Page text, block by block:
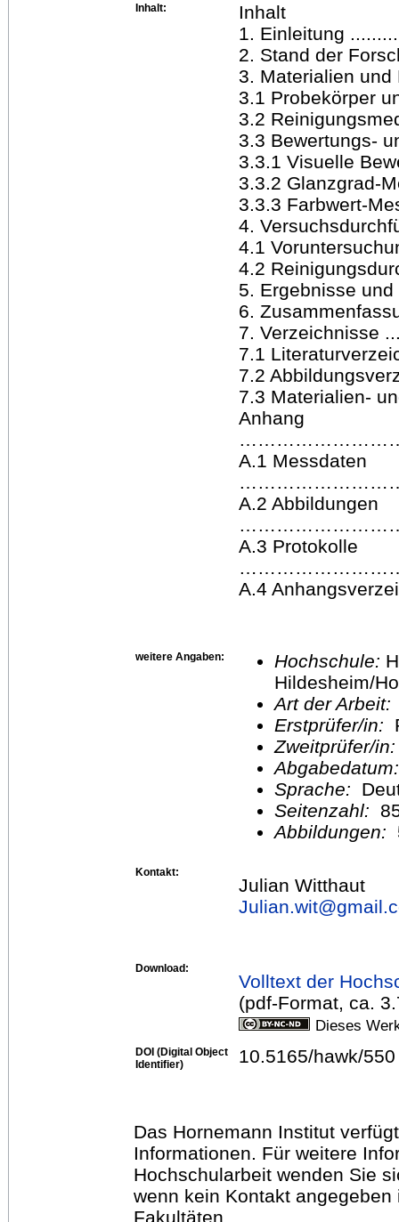
Inhalt:
Inhalt
1. Einleitung
2. Stand der
3. Materialien und
3.1 Probekörper
3.2
3.3 Bewertungs-
3.3.1 Visuelle
3.3.2 Glanzgrad-
3.3.3 Farbwert-
4.
4.1
4.2
5. Ergebnisse
6.
7. Verzeichnisse
7.1
7.2
7.3 Materialien-
Anhang
A.1 Messdaten
A.2 Abbildungen
A.3 Protokolle
A.4
weitere Angaben: Hochschule:
Hildesheim/
Art der Arbeit:
Erstprüfer/in:
Zweitprüfer/
Sprache:
Seitenzahl:
Abbildungen:
Kontakt:
Julian Witthaut
Julian.wit@
Download:
Volltext der
(pdf-Format, ca.
Dieses
DOI (Digital Object
Identifier)
10.5165/hawk/550
Das Hornemann Institut
Informationen. Für weitere
Hochschularbeit wenden Sie
wenn kein Kontakt
Fakultäten.